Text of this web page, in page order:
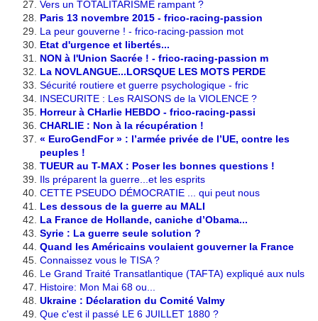
Vers un TOTALITARISME rampant ?
Paris 13 novembre 2015 - frico-racing-passion
La peur gouverne ! - frico-racing-passion mot
Etat d'urgence et libertés...
NON à l'Union Sacrée ! - frico-racing-passion m
La NOVLANGUE...LORSQUE LES MOTS PERDE
Sécurité routiere et guerre psychologique - fric
INSECURITE : Les RAISONS de la VIOLENCE ?
Horreur à CHarlie HEBDO - frico-racing-passi
CHARLIE : Non à la récupération !
« EuroGendFor » : l’armée privée de l’UE, contre les
peuples !
TUEUR au T-MAX : Poser les bonnes questions !
Ils préparent la guerre...et les esprits
CETTE PSEUDO DÉMOCRATIE ... qui peut nous
Les dessous de la guerre au MALI
La France de Hollande, caniche d’Obama...
Syrie : La guerre seule solution ?
Quand les Américains voulaient gouverner la France
Connaissez vous le TISA ?
Le Grand Traité Transatlantique (TAFTA) expliqué aux nuls
Histoire: Mon Mai 68 ou...
Ukraine : Déclaration du Comité Valmy
Que c'est il passé LE 6 JUILLET 1880 ?